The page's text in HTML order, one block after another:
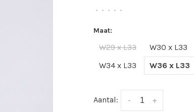
• • • • •
Maat:
W29 x L33 W30 x L33
W34 x L33
W36 x L33
Aantal: +
-